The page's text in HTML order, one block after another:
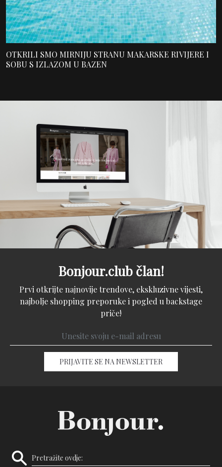
OTKRILI SMO MIRNIJU STRANU MAKARSKE RIVIJERE I
SOBU S IZLAZOM U BAZEN
Bonjour.club član!
Prvi otkrijte najnovije trendove, ekskluzivne vijesti,
najbolje shopping preporuke i pogled u backstage
priče!
PRIJAVITE SE NA NEWSLETTER